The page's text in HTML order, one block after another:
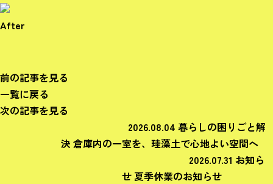
After
前の記事を見る
一覧に戻る
次の記事を見る
2026.08.04 暮らしの困りごと解
決 倉庫内の一室を、珪藻土で心地よい空間へ
2026.07.31 お知ら
せ夏季休業のお知らせ